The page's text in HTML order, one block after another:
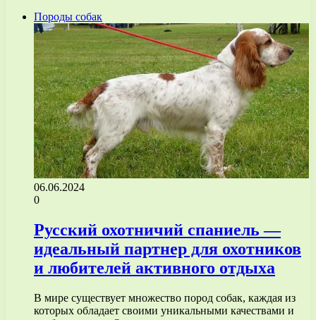
Породы собак
06.06.2024
0
Русский охотничий спаниель —
идеальный партнер для охотников
и любителей активного отдыха
В мире существует множество пород собак, каждая из
которых обладает своими уникальными качествами и